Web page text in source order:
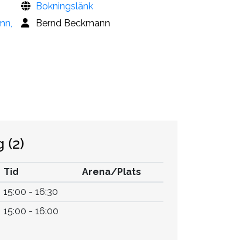
Bokningslänk
Bernd Beckmann
(2)
Tid
Arena/Plats
15:00 - 16:30
15:00 - 16:00